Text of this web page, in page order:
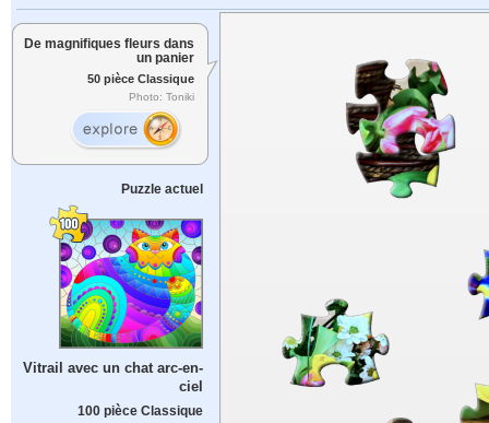
De magnifiques fleurs dans
un panier
50 pièce Classique
Photo: Toniki
Puzzle actuel
Vitrail avec un chat arc-en-
ciel
100 pièce Classique